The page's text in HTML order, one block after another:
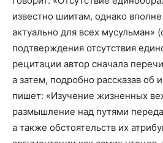
известно шиитам, однако вполне
актуально для всех мусульман»
подтверждения отсутствия
рецитации автор сначала
а затем, подробно рассказав об
пишет: «Изучение жизненных
размышление над путями
а также обстоятельств их